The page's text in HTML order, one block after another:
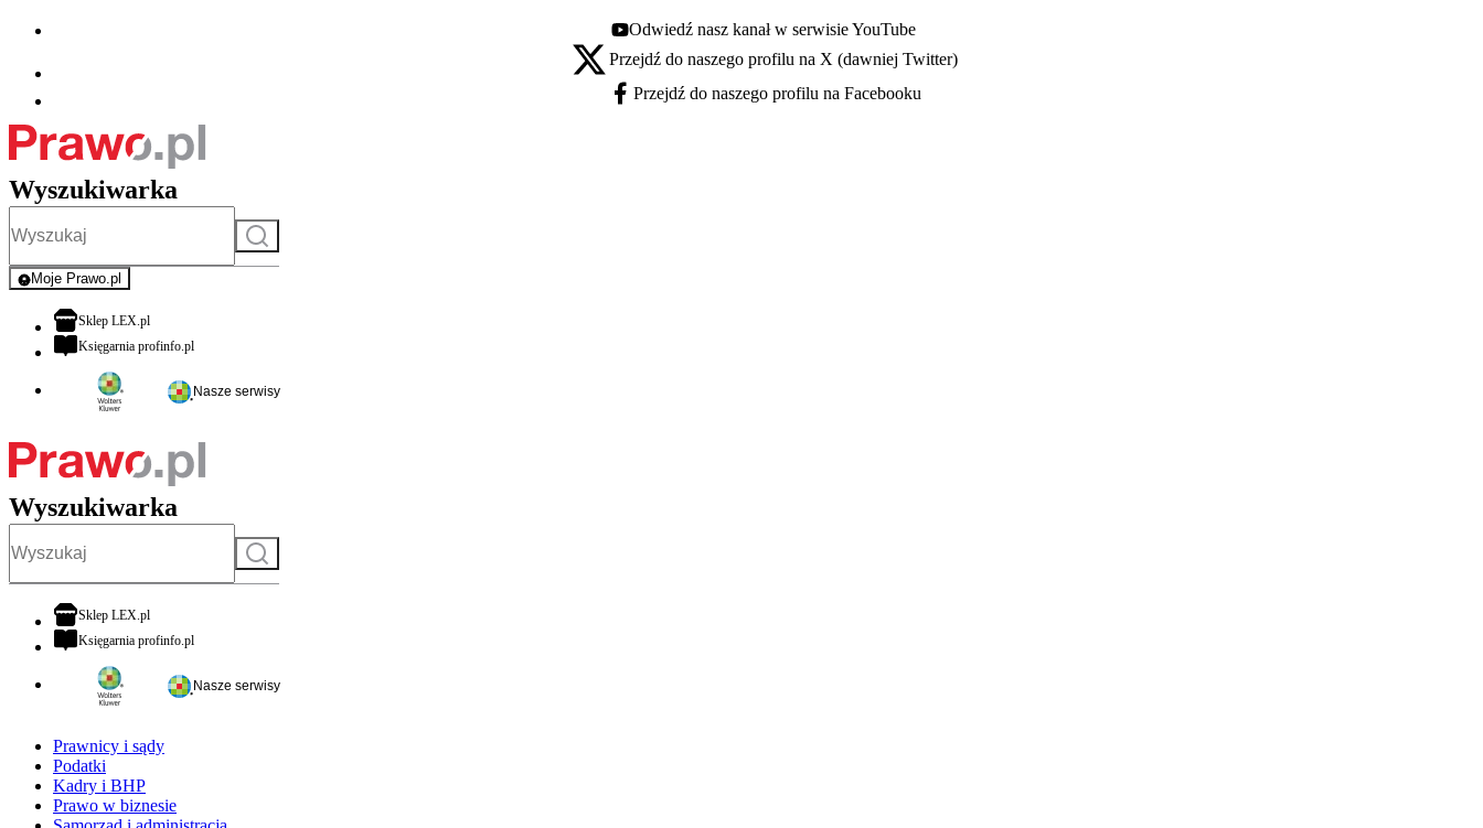
Youtube - otwiera się w nowej karcie
Odwiedź nasz kanał w serwisie YouTube
X - otwiera się w nowej karcie
Przejdź do naszego profilu na X (dawniej Twitter)
Facebook - otwiera się w nowej karcie
Przejdź do naszego profilu na Facebooku
Wyszukiwarka
Szukaj
Moje Prawo.pl
- rejestracja i logowanie do serwisu
Sklep LEX.plotwiera się w nowej karcie
Księgarnia profinfo.plotwiera się w nowej karcie
Nasze serwisy
Wyszukiwarka
Szukaj
Sklep LEX.plotwiera się w nowej karcie
Księgarnia profinfo.plotwiera się w nowej karcie
Nasze serwisy
Prawnicy i sądy
Podatki
Kadry i BHP
Prawo w biznesie